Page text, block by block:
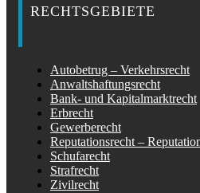
RECHTSGEBIETE
Autobetrug – Verkehrsrecht
Anwaltshaftungsrecht
Bank- und Kapitalmarktrecht
Erbrecht
Gewerberecht
Reputationsrecht –
Schufarecht
Strafrecht
Zivilrecht